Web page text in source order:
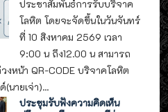
ประชาสัมพันธ์การรับบริจาค
โลหิต โดยจะจัดขึ้นในวันจันทร์
ที่ 10 สิงหาคม 2569 เวลา
9:00 น ถึง12.00 น สามารถ
งหน้า QR-CODE บริจาคโลหิต
นายเจ่า)...
ประชุมรับฟังความคิดเห็น